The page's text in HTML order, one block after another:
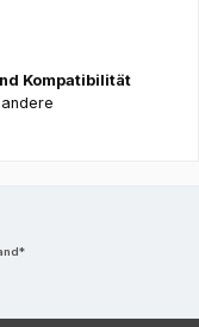
Kompatibilität